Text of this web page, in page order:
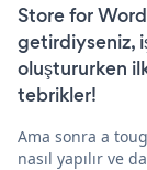
Store for
getirdiyseniz,
oluştururken
tebrikler!
Ama sonra a
nasıl yapılır ve